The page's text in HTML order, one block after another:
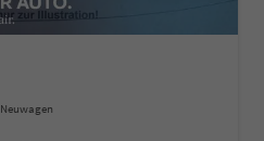
Neuwagen